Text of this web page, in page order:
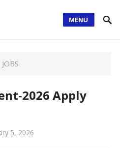
MENU
2026 Apply
5, 2026